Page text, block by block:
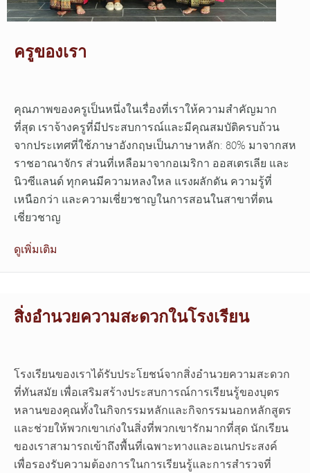
ครูของเรา
คุณภาพของครูเป็นหนึ่งในเรื่องที่เราให้ความสำคัญมาก
ที่สุด เราจ้างครูที่มีประสบการณ์และมีคุณสมบัติครบถ้วน
จากประเทศที่ใช้ภาษาอังกฤษเป็นภาษาหลัก: 80% มาจากสห
ราชอาณาจักร ส่วนที่เหลือมาจากอเมริกา ออสเตรเลีย และ
นิวซีแลนด์ ทุกคนมีความหลงใหล แรงผลักดัน ความรู้ที่
เหนือกว่า และความเชี่ยวชาญในการสอนในสาขาที่ตน
เชี่ยวชาญ
ดูเพิ่มเติม
สิ่งอำนวยความสะดวกในโรงเรียน
โรงเรียนของเราได้รับประโยชน์จากสิ่งอำนวยความสะดวก
ที่ทันสมัย เพื่อเสริมสร้างประสบการณ์การเรียนรู้ของบุตร
หลานของคุณทั้งในกิจกรรมหลักและกิจกรรมนอกหลักสูตร
และช่วยให้พวกเขาเก่งในสิ่งที่พวกเขารักมากที่สุด นักเรียน
ของเราสามารถเข้าถึงพื้นที่เฉพาะทางและอเนกประสงค์
เพื่อรองรับความต้องการในการเรียนรู้และการสำรวจที่